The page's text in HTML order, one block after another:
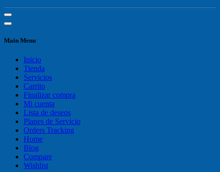
Main Menu
Inicio
Tienda
Servicios
Carrito
Finalizar compra
Mi cuenta
Lista de deseos
Planes de Servicio
Orders Tracking
Home
Blog
Compare
Wishlist